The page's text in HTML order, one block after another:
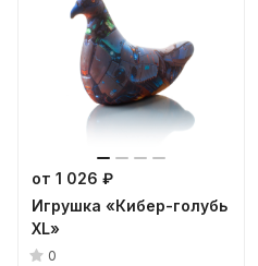
от 1 026 ₽
Игрушка «Кибер-голубь
XL»
0